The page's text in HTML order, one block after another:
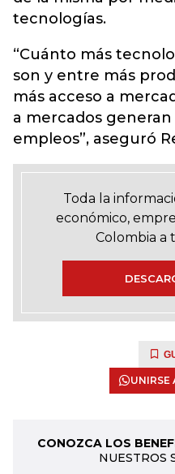
tecnologías.
“Cuánto más
son y entre más
más acceso a
a mercados
empleos”, aseguró
Toda la
económico,
Colombia a
UNIRSE
CONOZCA LOS
NUESTROS